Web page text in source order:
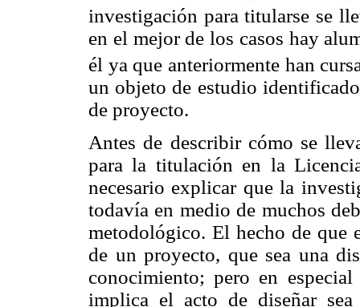
investigación para titularse se
en el mejor de los casos hay
él ya que anteriormente han
un objeto de estudio
de proyecto.
Antes de describir cómo se
para la titulación en la
necesario explicar que la
todavía en medio de muchos
metodológico. El hecho de que
de un proyecto, que sea una
conocimiento; pero en
implica el acto de diseñar